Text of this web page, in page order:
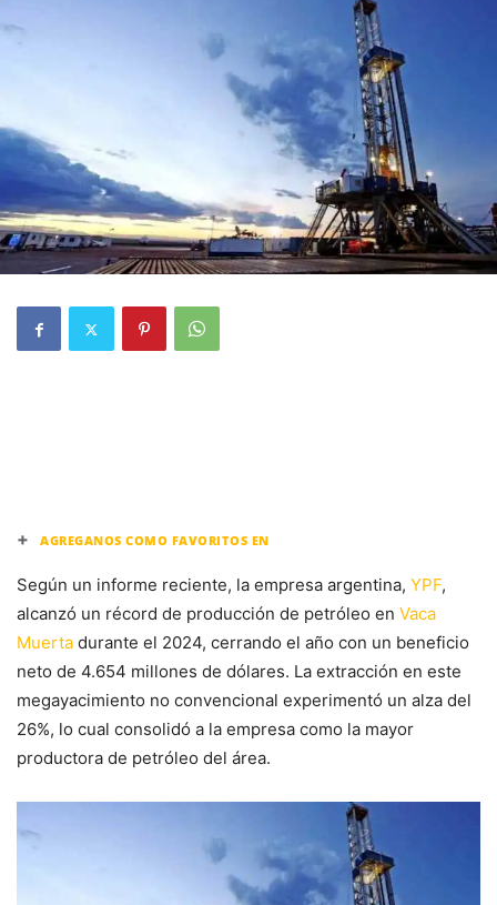
+ AGREGANOS COMO FAVORITOS EN
Según un informe reciente, la empresa argentina, YPF,
alcanzó un récord de producción de petróleo en Vaca
Muerta durante el 2024, cerrando el año con un beneficio
neto de 4.654 millones de dólares. La extracción en este
megayacimiento no convencional experimentó un alza del
26%, lo cual consolidó a la empresa como la mayor
productora de petróleo del área.